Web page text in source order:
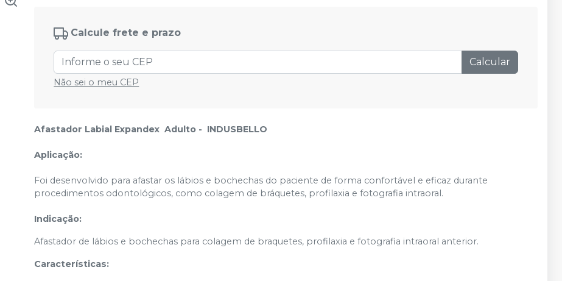
Calcule frete e prazo
Calcular
Não sei o meu CEP
Afastador Labial Expandex Adulto - INDUSBELLO
Aplicação:
Foi desenvolvido para afastar os lábios e bochechas do paciente de forma confortável e eficaz durante
procedimentos odontológicos, como colagem de bráquetes, profilaxia e fotografia intraoral.
Indicação:
Afastador de lábios e bochechas para colagem de braquetes, profilaxia e fotografia intraoral anterior.
Características: